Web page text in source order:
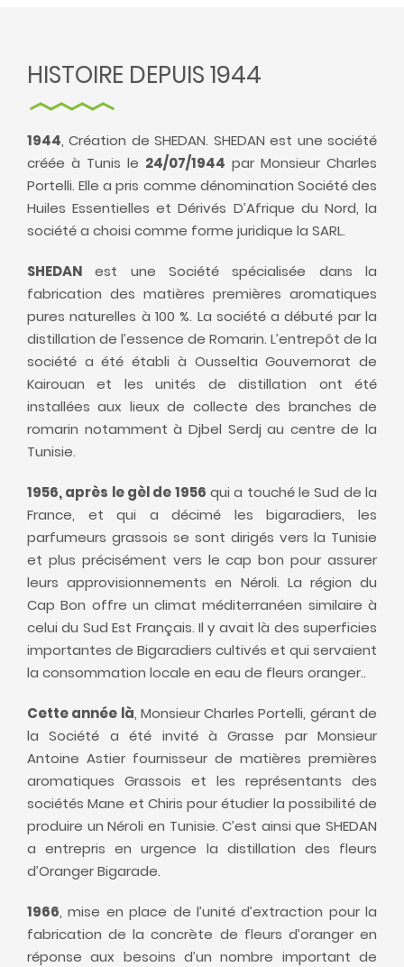
HISTOIRE DEPUIS 1944
1944, Création de SHEDAN. SHEDAN est une société
créée à Tunis le 24/07/1944 par Monsieur Charles
Portelli. Elle a pris comme dénomination Société des
Huiles Essentielles et Dérivés D’Afrique du Nord, la
société a choisi comme forme juridique la SARL.
SHEDAN est une Société spécialisée dans la
fabrication des matières premières aromatiques
pures naturelles à 100 %. La société a débuté par la
distillation de l’essence de Romarin. L’entrepôt de la
société a été établi à Ousseltia Gouvernorat de
Kairouan et les unités de distillation ont été
installées aux lieux de collecte des branches de
romarin notamment à Djbel Serdj au centre de la
Tunisie.
1956, après le gèl de 1956 qui a touché le Sud de la
France, et qui a décimé les bigaradiers, les
parfumeurs grassois se sont dirigés vers la Tunisie
et plus précisément vers le cap bon pour assurer
leurs approvisionnements en Néroli. La région du
Cap Bon offre un climat méditerranéen similaire à
celui du Sud Est Français. Il y avait là des superficies
importantes de Bigaradiers cultivés et qui servaient
la consommation locale en eau de fleurs oranger..
Cette année là, Monsieur Charles Portelli, gérant de
la Société a été invité à Grasse par Monsieur
Antoine Astier fournisseur de matières premières
aromatiques Grassois et les représentants des
sociétés Mane et Chiris pour étudier la possibilité de
produire un Néroli en Tunisie. C’est ainsi que SHEDAN
a entrepris en urgence la distillation des fleurs
d’Oranger Bigarade.
1966, mise en place de l’unité d’extraction pour la
fabrication de la concrète de fleurs d’oranger en
réponse aux besoins d’un nombre important de